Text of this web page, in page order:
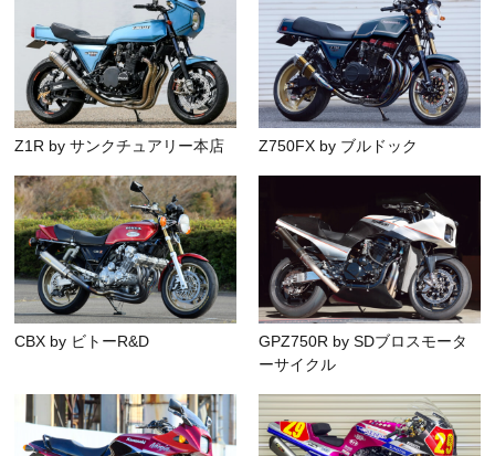
Z1R by サンクチュアリー本店 Z750FX by ブルドック
CBX by ビトーR&D
GPZ750R by SDブロスモータ
ーサイクル